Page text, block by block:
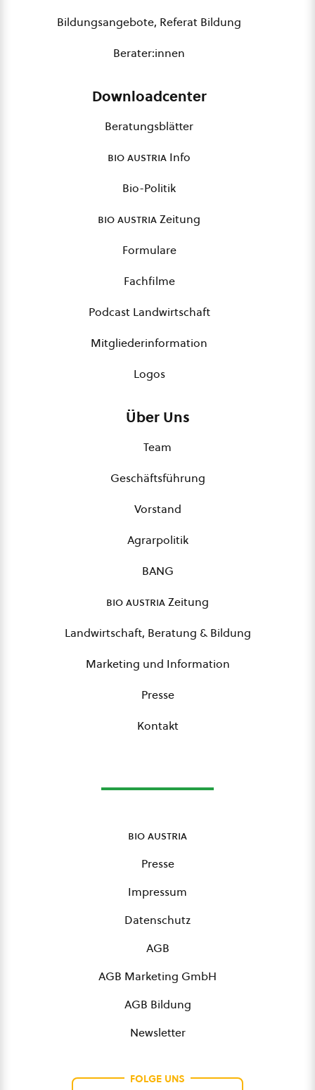
Bildungsangebote, Referat Bildung
Berater:innen
Downloadcenter
Beratungsblätter
bio austria Info
Bio-Politik
bio austriaZeitung
Formulare
Fachfilme
Podcast Landwirtschaft
Mitgliederinformation
Logos
Über Uns
Team
Geschäftsführung
Vorstand
Agrarpolitik
BANG
bio austriaZeitung
Landwirtschaft, Beratung & Bildung
Marketing und Information
Presse
Kontakt
bio austria
Presse
Impressum
Datenschutz
AGB
AGB Marketing GmbH
AGB Bildung
Newsletter
FOLGE UNS